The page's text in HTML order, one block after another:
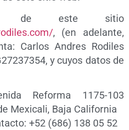
de este sitio
, (en adelante,
Carlos Andres Rodiles
y cuyos datos de
Reforma 1175-103
Mexicali, Baja California
+52 (686) 138 05 52